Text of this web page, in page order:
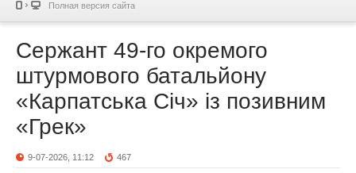
Полная версия сайта
Сержант 49-го окремого
штурмового батальйону
«Карпатська Січ» із позивним
«Грек»
9-07-2026, 11:12 467